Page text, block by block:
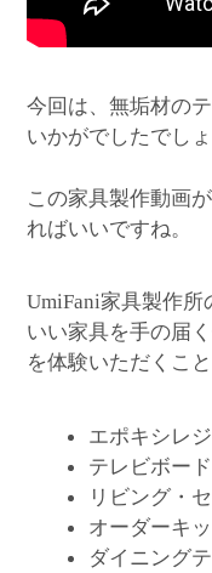
今回は、無垢材の
いかがでしたでし
この家具製作動画
ればいいですね。
UmiFani家具製作所
いい家具を手の届
を体験いただくこと
エポキシレ
テレビボード
リビング・
オーダーキ
ダイニング